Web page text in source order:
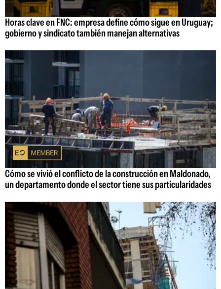
Horas clave en FNC: empresa define cómo sigue en Uruguay;
gobierno y sindicato también manejan alternativas
Cómo se vivió el conflicto de la construcción en Maldonado,
un departamento donde el sector tiene sus particularidades